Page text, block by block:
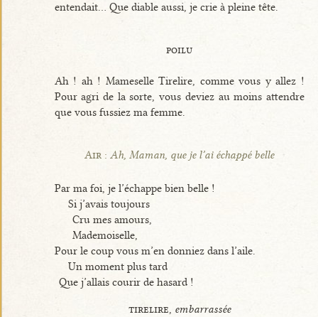
entendait... Que diable aussi, je crie à pleine tête.
poilu
Ah ! ah ! Mameselle Tirelire, comme vous y allez !
Pour agri de la sorte, vous deviez au moins attendre
que vous fussiez ma femme.
Air :Ah, Maman, que je l’ai échappé belle
Par ma foi, je l’échappe bien belle !
Si j’avais toujours
Cru mes amours,
Mademoiselle,
Pour le coup vous m’en donniez dans l’aile.
Un moment plus tard
Que j’allais courir de hasard !
tirelire, embarrassée